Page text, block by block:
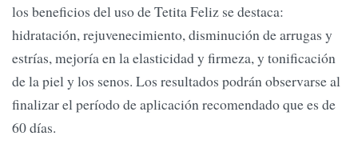
los beneficios del uso de Tetita Feliz se destaca:
hidratación, rejuvenecimiento, disminución de arrugas y
estrías, mejoría en la elasticidad y firmeza, y tonificación
de la piel y los senos. Los resultados podrán observarse al
finalizar el período de aplicación recomendado que es de
60 días.